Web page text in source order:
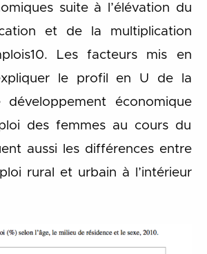
suite à l’élévation du
et de la multiplication
Les facteurs mis en
le profil en U de la
développement économique
des femmes au cours du
aussi les différences entre
rural et urbain à l’intérieur